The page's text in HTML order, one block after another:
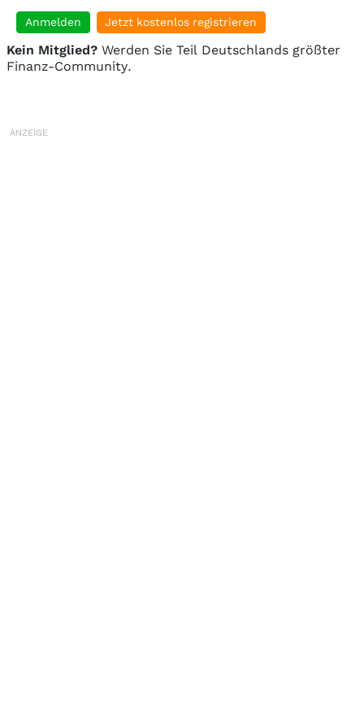
Anmelden Jetzt kostenlos registrieren
Kein Mitglied? Werden Sie Teil Deutschlands größter
Finanz-Community.